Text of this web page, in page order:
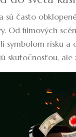
sú často
Od filmových
symbolom risku
skutočnosťou,